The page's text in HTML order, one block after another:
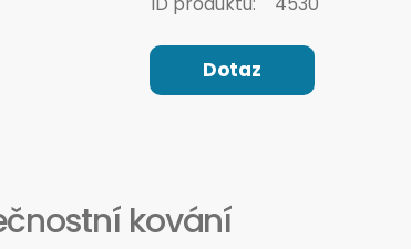
Dotaz
kování